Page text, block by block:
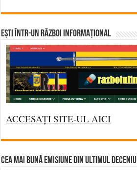
Ești într-un RĂZBOI INFORMAȚIONAL
ACCESAȚI SITE-UL AICI
CEA MAI BUNĂ EMISIUNE DIN ULTIMUL DECENIU